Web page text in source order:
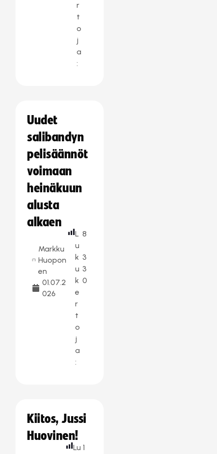
r
t
o
j
a
:
Uudet
salibandyn
pelisäännöt
voimaan
heinäkuun
alusta
alkaen
Markku
Huopon
en
01.07.2
026
L
u
k
u
k
e
r
t
o
j
a
:
8
3
3
0
Kiitos, Jussi
Huovinen!
Lu 1